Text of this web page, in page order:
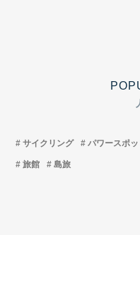
サイクリング パワースポッ
旅館 島旅